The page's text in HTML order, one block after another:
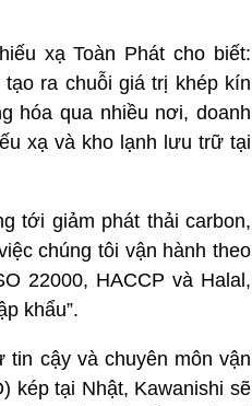
xạ Toàn Phát cho biết:
ra chuỗi giá trị khép kín
hóa qua nhiều nơi, doanh
xạ và kho lạnh lưu trữ tại
tới giảm phát thải carbon,
chúng tôi vận hành theo
22000, HACCP và Halal,
khẩu”.
tin cậy và chuyên môn vận
kép tại Nhật, Kawanishi sẽ